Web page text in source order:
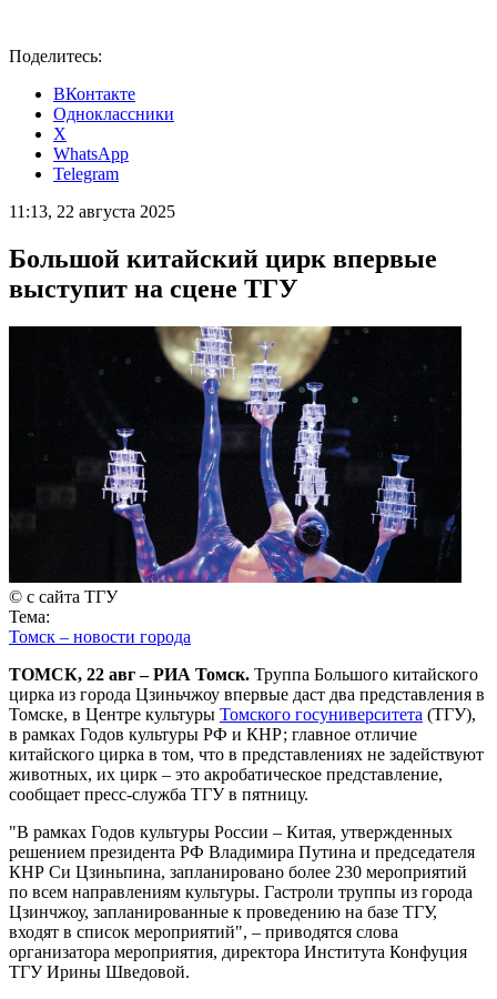
Поделитесь:
ВКонтакте
Одноклассники
X
WhatsApp
Telegram
11:13, 22 августа 2025
Большой китайский цирк впервые
выступит на сцене ТГУ
© с сайта ТГУ
Тема:
Томск – новости города
ТОМСК, 22 авг – РИА Томск. Труппа Большого китайского
цирка из города Цзиньчжоу впервые даст два представления в
Томске, в Центре культуры Томского госуниверситета (ТГУ),
в рамках Годов культуры РФ и КНР; главное отличие
китайского цирка в том, что в представлениях не задействуют
животных, их цирк – это акробатическое представление,
сообщает пресс-служба ТГУ в пятницу.
"В рамках Годов культуры России – Китая, утвержденных
решением президента РФ Владимира Путина и председателя
КНР Си Цзиньпина, запланировано более 230 мероприятий
по всем направлениям культуры. Гастроли труппы из города
Цзинчжоу, запланированные к проведению на базе ТГУ,
входят в список мероприятий", – приводятся слова
организатора мероприятия, директора Института Конфуция
ТГУ Ирины Шведовой.